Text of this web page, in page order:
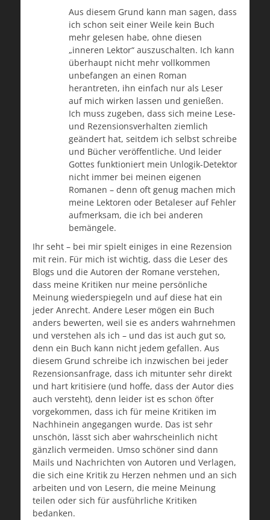
Aus diesem Grund kann man sagen, dass
ich schon seit einer Weile kein Buch
mehr gelesen habe, ohne diesen
„inneren Lektor“ auszuschalten. Ich kann
überhaupt nicht mehr vollkommen
unbefangen an einen Roman
herantreten, ihn einfach nur als Leser
auf mich wirken lassen und genießen.
Ich muss zugeben, dass sich meine Lese-
und Rezensionsverhalten ziemlich
geändert hat, seitdem ich selbst schreibe
und Bücher veröffentliche. Und leider
Gottes funktioniert mein Unlogik-Detektor
nicht immer bei meinen eigenen
Romanen – denn oft genug machen mich
meine Lektoren oder Betaleser auf Fehler
aufmerksam, die ich bei anderen
bemängele.
Ihr seht – bei mir spielt einiges in eine Rezension
mit rein. Für mich ist wichtig, dass die Leser des
Blogs und die Autoren der Romane verstehen,
dass meine Kritiken nur meine persönliche
Meinung wiederspiegeln und auf diese hat ein
jeder Anrecht. Andere Leser mögen ein Buch
anders bewerten, weil sie es anders wahrnehmen
und verstehen als ich – und das ist auch gut so,
denn ein Buch kann nicht jedem gefallen. Aus
diesem Grund schreibe ich inzwischen bei jeder
Rezensionsanfrage, dass ich mitunter sehr direkt
und hart kritisiere (und hoffe, dass der Autor dies
auch versteht), denn leider ist es schon öfter
vorgekommen, dass ich für meine Kritiken im
Nachhinein angegangen wurde. Das ist sehr
unschön, lässt sich aber wahrscheinlich nicht
gänzlich vermeiden. Umso schöner sind dann
Mails und Nachrichten von Autoren und Verlagen,
die sich eine Kritik zu Herzen nehmen und an sich
arbeiten und von Lesern, die meine Meinung
teilen oder sich für ausführliche Kritiken
bedanken.